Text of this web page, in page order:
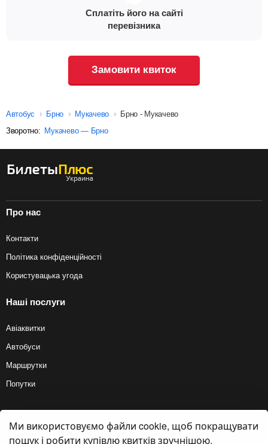
Сплатіть його на сайті
перевізника
Замовити квиток
Автобус Брно Мукачево
Брно - Мукачево
Зворотно: Мукачево — Брно
Про нас
Контакти
Політика конфіденційності
Користувацька угода
Наші послуги
Авіаквитки
Автобуси
Маршрутки
Попутки
© 2012 — 2026, Biletyplus, ООО «Инновэйтив Трэвел Текнолоджиз». Усі
права захищені. Купівля квитків на автобус здійснюється користувачем
самостійно на сайтах партнерів, BiletyPlus не несе відповідальності за
Ми використовуємо файли cookie, щоб покращувати
пошук і робити купівлю квитків зручнішою.